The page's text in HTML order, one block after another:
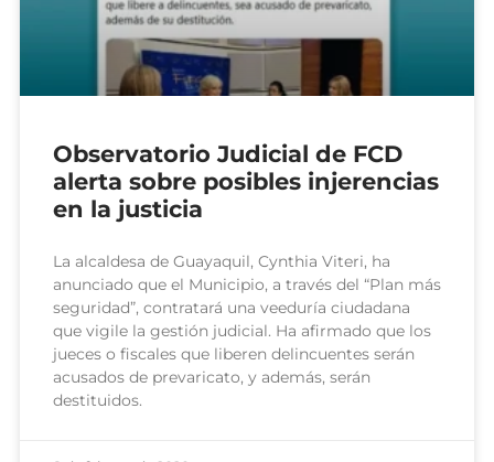
Observatorio Judicial de FCD
alerta sobre posibles injerencias
en la justicia
La alcaldesa de Guayaquil, Cynthia Viteri, ha
anunciado que el Municipio, a través del “Plan más
seguridad”, contratará una veeduría ciudadana
que vigile la gestión judicial. Ha afirmado que los
jueces o fiscales que liberen delincuentes serán
acusados de prevaricato, y además, serán
destituidos.